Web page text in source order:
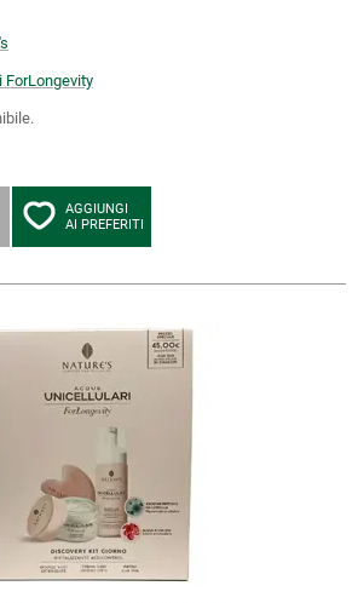
ForLongevity
AGGIUNGI
AI PREFERITI